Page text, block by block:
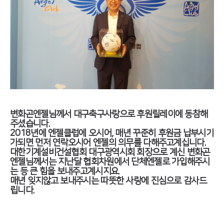
변화곤엔젤님께서 대구축구사랑으로 후원릴레이에 동참해
주셨습니다.
2018년에 엔젤클럽에 오시어, 매년 꾸준히 후원금 납부시기
가되면 먼저 연락오시어 엔젤의 의무를 다해주고계십니다.
대한기계설비건설협회 대구광역시회 회장으로 계신 변화곤
엔젤님께서는 지난달 협회차원에서 단체엔젤로 가입해주시
는 등 큰 힘을 보내주고계시지요.
매년 잊지않고 보내주시는 따뜻한 사랑에 진심으로 감사드
립니다.